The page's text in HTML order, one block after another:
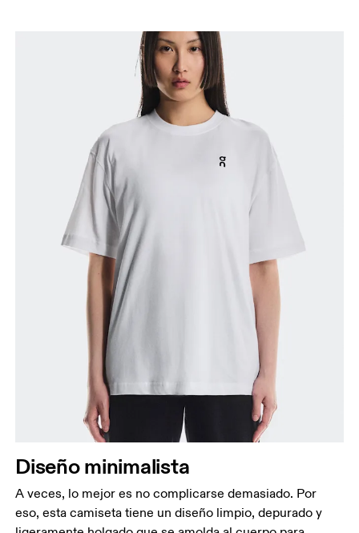
Diseño minimalista
A veces, lo mejor es no complicarse demasiado. Por
eso, esta camiseta tiene un diseño limpio, depurado y